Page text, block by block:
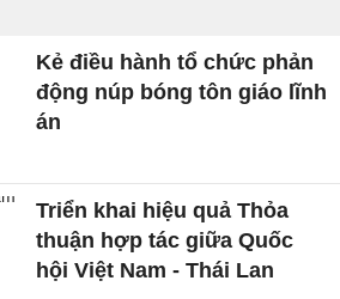
Kẻ điều hành tổ chức phản
động núp bóng tôn giáo lĩnh
án
Triển khai hiệu quả Thỏa
thuận hợp tác giữa Quốc
hội Việt Nam - Thái Lan